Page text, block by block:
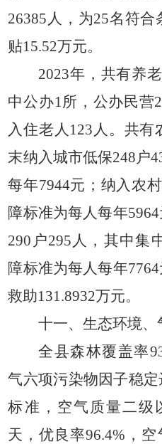
26385人，为25名符
贴15.52万元。
2023年，共有养
中公办1所，公办民营
入住老人123人。共
末纳入城市低保248户
每年7944元；纳入农
障标准为每人每年
290户295人，其中集
障标准为每人每年
救助131.8932万元。
十一、生态环境
全县森林覆盖率
气六项污染物因子稳
标准，空气质量二级
天，优良率96.4%，空